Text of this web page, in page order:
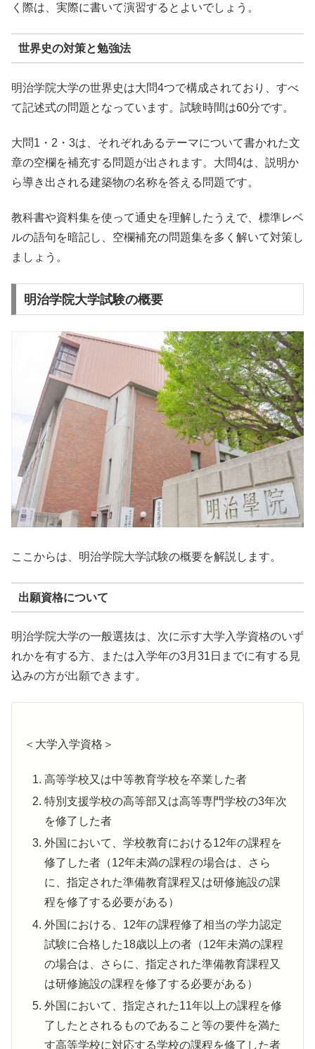
く際は、実際に書いて演習するとよいでしょう。
世界史の対策と勉強法
明治学院大学の世界史は大問4つで構成されており、すべ
て記述式の問題となっています。試験時間は60分です。
大問1・2・3は、それぞれあるテーマについて書かれた文
章の空欄を補充する問題が出されます。大問4は、説明か
ら導き出される建築物の名称を答える問題です。
教科書や資料集を使って通史を理解したうえで、標準レベ
ルの語句を暗記し、空欄補充の問題集を多く解いて対策し
ましょう。
明治学院大学試験の概要
ここからは、明治学院大学試験の概要を解説します。
出願資格について
明治学院大学の一般選抜は、次に示す大学入学資格のいず
れかを有する方、または入学年の3月31日までに有する見
込みの方が出願できます。
＜大学入学資格＞
高等学校又は中等教育学校を卒業した者
特別支援学校の高等部又は高等専門学校の3年次
を修了した者
外国において、学校教育における12年の課程を
修了した者（12年未満の課程の場合は、さら
に、指定された準備教育課程又は研修施設の課
程を修了する必要がある）
外国における、12年の課程修了相当の学力認定
試験に合格した18歳以上の者（12年未満の課程
の場合は、さらに、指定された準備教育課程又
は研修施設の課程を修了する必要がある）
外国において、指定された11年以上の課程を修
了したとされるものであること等の要件を満た
す高等学校に対応する学校の課程を修了した者